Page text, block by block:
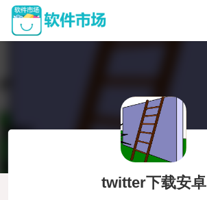
twitter下载安卓